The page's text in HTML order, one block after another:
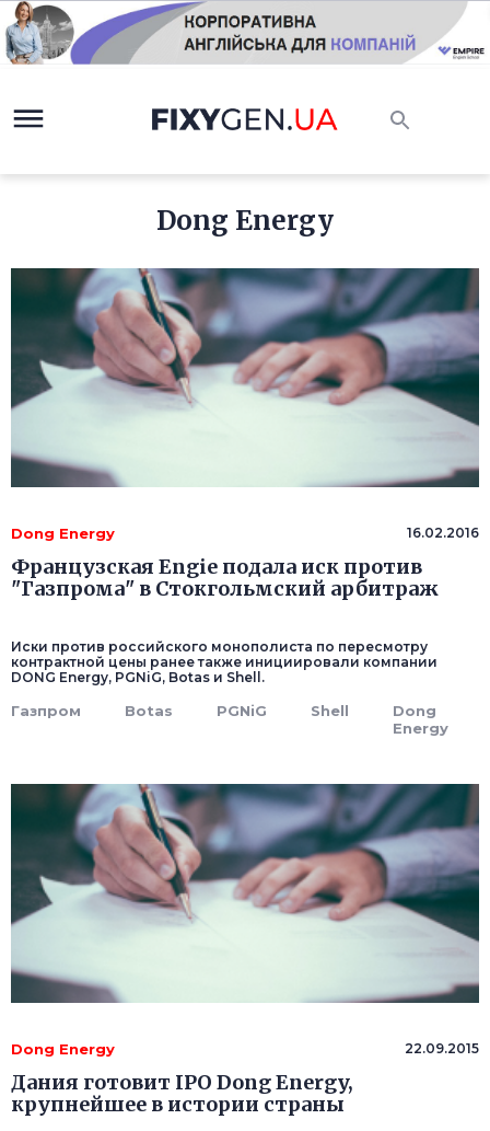
Dong Energy
Dong Energy 16.02.2016
Французская Engie подала иск против
"Газпрома" в Стокгольмский арбитраж
Иски против российского монополиста по пересмотру
контрактной цены ранее также инициировали компании
DONG Energy, PGNiG, Botas и Shell.
Газпром Botas PGNiG Shell
Dong
Energy
Dong Energy 22.09.2015
Дания готовит IPO Dong Energy,
крупнейшее в истории страны